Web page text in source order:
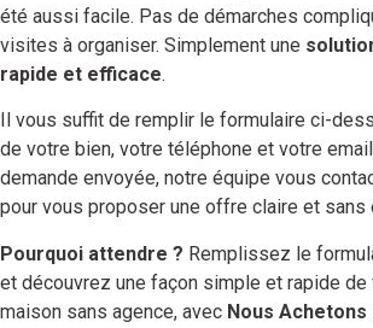
été aussi facile. Pas de démarches
visites à organiser. Simplement une
rapide et efficace.
Il vous suffit de remplir le formulaire ci-
de votre bien, votre téléphone et votre
demande envoyée, notre équipe vous
pour vous proposer une offre claire et sans
Pourquoi attendre ? Remplissez le
et découvrez une façon simple et rapide de
maison sans agence, avec Nous Achetons